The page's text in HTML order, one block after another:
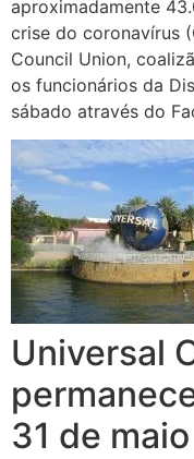
aproximadamente
crise do coronavírus
Council Union,
os funcionários da
sábado através do
Universal
31 de maio